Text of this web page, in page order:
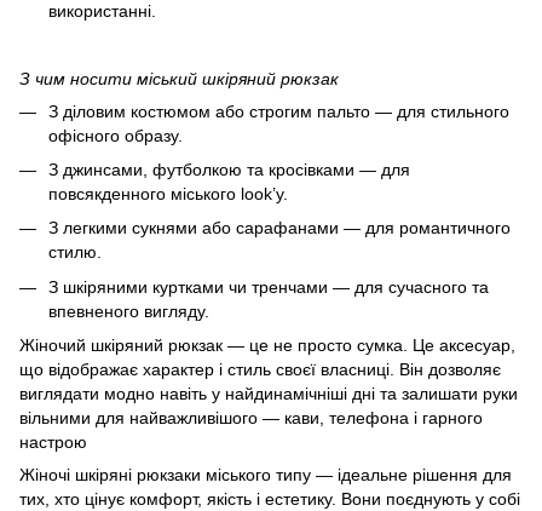
використанні.
З чим носити міський шкіряний рюкзак
З діловим костюмом або строгим пальто — для стильного
офісного образу.
З джинсами, футболкою та кросівками — для
повсякденного міського look’у.
З легкими сукнями або сарафанами — для романтичного
стилю.
З шкіряними куртками чи тренчами — для сучасного та
впевненого вигляду.
Жіночий шкіряний рюкзак — це не просто сумка. Це аксесуар,
що відображає характер і стиль своєї власниці. Він дозволяє
виглядати модно навіть у найдинамічніші дні та залишати руки
вільними для найважливішого — кави, телефона і гарного
настрою
Жіночі шкіряні рюкзаки міського типу — ідеальне рішення для
тих, хто цінує комфорт, якість і естетику. Вони поєднують у собі